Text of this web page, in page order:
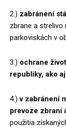
2.) zabránení
zbrane a strelivo
parkoviskách v
3.) ochrane
republiky, ako
4.)v zabránení
prevoze zbraní
použitia